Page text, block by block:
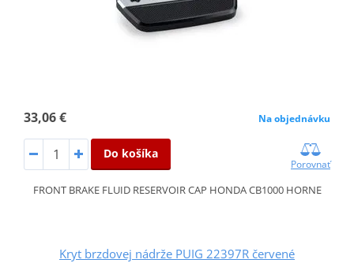
33,06 € Na objednávku
Do košíka
Porovnať
FRONT BRAKE FLUID RESERVOIR CAP HONDA CB1000 HORNE
Kryt brzdovej nádrže PUIG 22397R červené